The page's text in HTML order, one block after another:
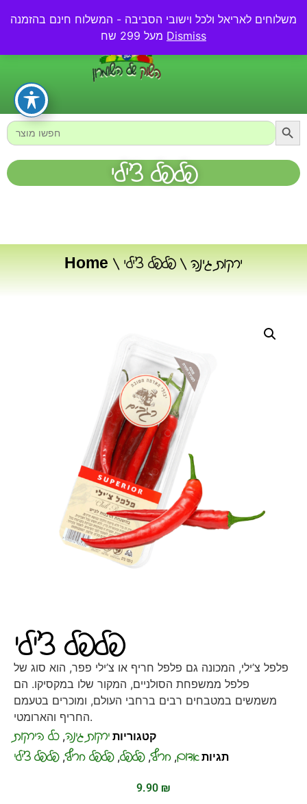
משלוחים לאריאל ולכל וישובי הסביבה - המשלוח חינם בהזמנה
Dismiss
0.00₪
Search
for:
פלפל צ׳ילי
Home/ ירקות גינה/ פלפל צ׳ילי
פלפל צ׳ילי
פלפל צ’ילי, המכונה גם פלפל חריף או צ’ילי פפר, הוא סוג של
פלפל ממשפחת הסולניים, המקור שלו במקסיקו. הם
משמשים במטבחים רבים ברחבי העולם, ומוכרים בטעמם
החריף והארומטי.
קטגוריות ירקות גינה,כל הירקות
תגיותאדום,חריף,פלפל,פלפל חריף,פלפל צ׳ילי
9.90 ₪